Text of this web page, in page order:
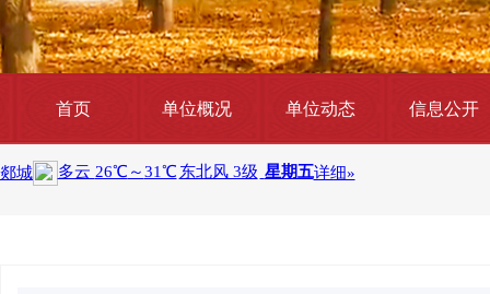
首页 单位概况 单位动态 信息公开